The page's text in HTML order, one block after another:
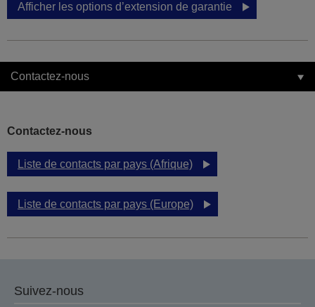
Afficher les options d’extension de garantie
Contactez-nous
Contactez-nous
Liste de contacts par pays (Afrique)
Liste de contacts par pays (Europe)
Suivez-nous